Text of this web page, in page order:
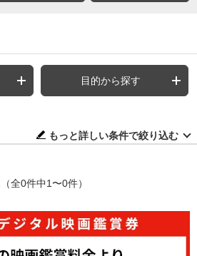
目的から探す
もっと詳しい条件で絞り込む
（全0件中1〜0件）